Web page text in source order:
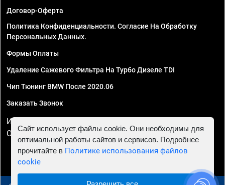
Договор-Оферта
Политика Конфиденциальности. Согласие На Обработку
Персональных Данных.
Формы Оплаты
Удаление Сажевого Фильтра На Турбо Дизеле TDI
Чип Тюнинг BMW После 2020.06
Заказать Звонок
ИП Смирнов Георгий Павлович. ИНН 781302555843,
ОГРНИП 324470400032610
Сайт использует файлы cookie. Они необходимы для
оптимальной работы сайтов и сервисов. Подробнее
прочитайте в Политике использования файлов
cookie